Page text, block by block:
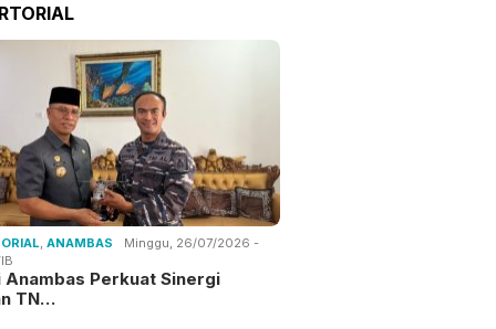
,ANAMBAS
Minggu, 26/07/2026 -
Anambas Perkuat Sinergi
TN…